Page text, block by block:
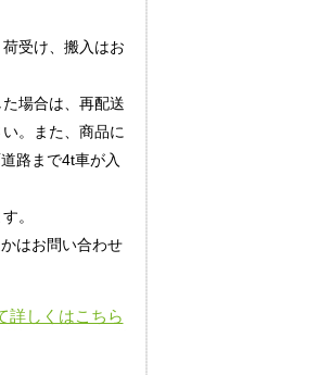
受け、搬入はお
場合は、再配送
。また、商品に
路まで4t車が入
。
はお問い合わせ
詳しくはこちら